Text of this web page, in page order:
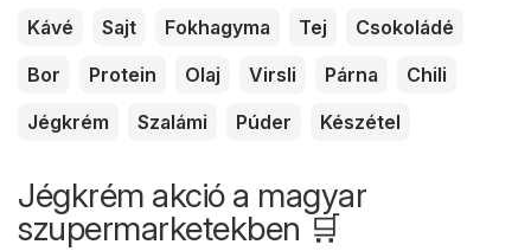
Kávé Sajt Fokhagyma Tej
Csokoládé
Bor
Protein Olaj Virsli Párna
Chili
Jégkrém
Szalámi Púder Készétel
Jégkrém akció a magyar
szupermarketekben 🛒